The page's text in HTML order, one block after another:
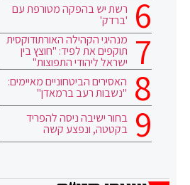
רשת יש בהפקה מטורפת עם
'ברדק'
מנהיגי הקהילה האורתודוקסית
תוקפים את לפיד: "חוצץ בין
ישראל ליהודי התפוצות"
האסירים הביטחוניים מאיימים:
"נשבות רעב ברמאדן"
בחור ישיבה ניסה להפריד
בקטטה, ונפצע קשה